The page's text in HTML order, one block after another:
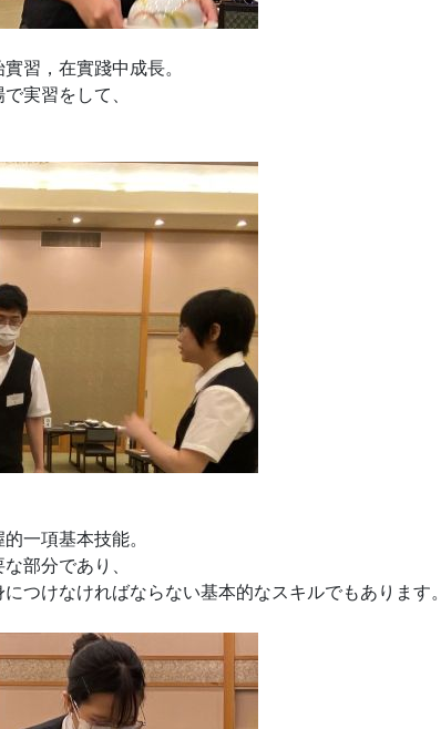
習，在實踐中成長。
実習をして、
一項基本技能。
部分であり、
つけなければならない基本的なスキルでもあります。